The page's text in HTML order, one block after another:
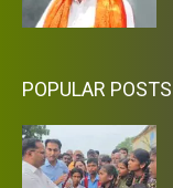
POPULAR POSTS